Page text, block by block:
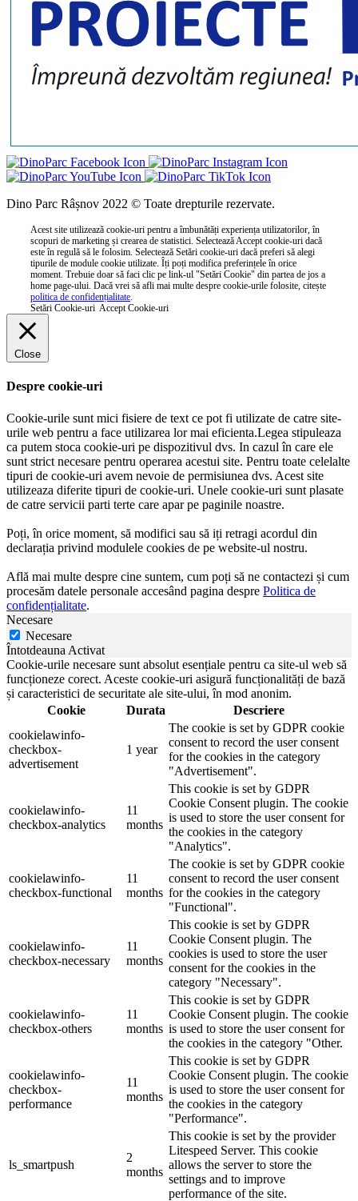
Dino Parc Râșnov 2022 © Toate drepturile rezervate.
Acest site utilizează cookie-uri pentru a îmbunătăți experiența utilizatorilor, în
scopuri de marketing și crearea de statistici. Selectează Accept cookie-uri dacă
este în regulă să le folosim. Selectează Setări cookie-uri dacă preferi să alegi
tipurile de module cookie utilizate. Îți poți modifica preferințele în orice
moment. Trebuie doar să faci clic pe link-ul "Setări Cookie" din partea de jos a
home page-ului. Dacă vrei să afli mai multe despre cookie-urile folosite, citește
politica de confidențialitate.
Setări Cookie-uri Accept Cookie-uri
Close
Despre cookie-uri
Cookie-urile sunt mici fisiere de text ce pot fi utilizate de catre site-
urile web pentru a face utilizarea lor mai eficienta.Legea stipuleaza
ca putem stoca cookie-uri pe dispozitivul dvs. In cazul în care ele
sunt strict necesare pentru operarea acestui site. Pentru toate celelalte
tipuri de cookie-uri avem nevoie de permisiunea dvs. Acest site
utilizeaza diferite tipuri de cookie-uri. Unele cookie-uri sunt plasate
de catre servicii parti terte care apar pe paginile noastre.
Poți, în orice moment, să modifici sau să iți retragi acordul din
declarația privind modulele cookies de pe website-ul nostru.
Află mai multe despre cine suntem, cum poți să ne contactezi și cum
procesăm datele personale accesând pagina despre Politica de
confidențialitate.
Necesare
Necesare
Întotdeauna Activat
Cookie-urile necesare sunt absolut esențiale pentru ca site-ul web să
funcționeze corect. Aceste cookie-uri asigură funcționalități de bază
și caracteristici de securitate ale site-ului, în mod anonim.
Cookie
Durata
Descriere
cookielawinfo-
checkbox-
advertisement
1 year
The cookie is set by GDPR cookie
consent to record the user consent
for the cookies in the category
"Advertisement".
cookielawinfo-
checkbox-analytics
11
months
This cookie is set by GDPR
Cookie Consent plugin. The cookie
is used to store the user consent for
the cookies in the category
"Analytics".
cookielawinfo-
checkbox-functional
11
months
The cookie is set by GDPR cookie
consent to record the user consent
for the cookies in the category
"Functional".
cookielawinfo-
checkbox-necessary
11
months
This cookie is set by GDPR
Cookie Consent plugin. The
cookies is used to store the user
consent for the cookies in the
category "Necessary".
cookielawinfo-
checkbox-others
11
months
This cookie is set by GDPR
Cookie Consent plugin. The cookie
is used to store the user consent for
the cookies in the category "Other.
cookielawinfo-
checkbox-
performance
11
months
This cookie is set by GDPR
Cookie Consent plugin. The cookie
is used to store the user consent for
the cookies in the category
"Performance".
ls_smartpush
2
months
This cookie is set by the provider
Litespeed Server. This cookie
allows the server to store the
settings and to improve
performance of the site.